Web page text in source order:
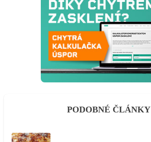
PODOBNÉ ČLÁNKY